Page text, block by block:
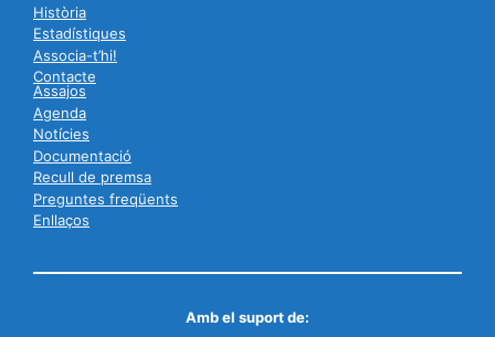
Història
Estadístiques
Associa-t’hi!
Contacte
Assajos
Agenda
Notícies
Documentació
Recull de premsa
Preguntes freqüents
Enllaços
Amb el suport de: